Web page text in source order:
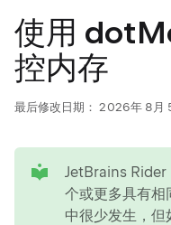
使用
控内存
最后修改日期： 2026年 8月
JetBrains Rider
个或更多具有相
中很少发生，但